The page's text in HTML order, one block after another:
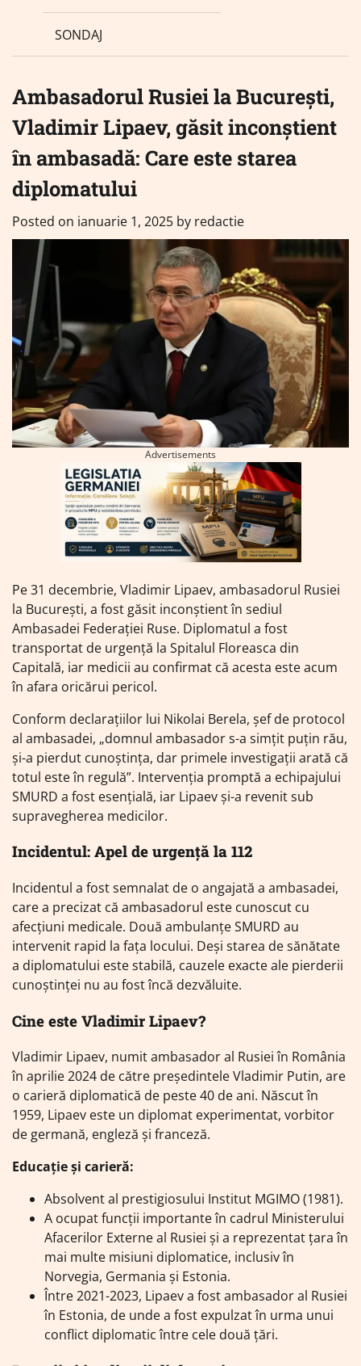
SONDAJ
Ambasadorul Rusiei la București,
Vladimir Lipaev, găsit inconștient
în ambasadă: Care este starea
diplomatului
Posted on ianuarie 1, 2025 by redactie
Advertisements
Pe 31 decembrie, Vladimir Lipaev, ambasadorul Rusiei
la București, a fost găsit inconștient în sediul
Ambasadei Federației Ruse. Diplomatul a fost
transportat de urgență la Spitalul Floreasca din
Capitală, iar medicii au confirmat că acesta este acum
în afara oricărui pericol.
Conform declarațiilor lui Nikolai Berela, șef de protocol
al ambasadei, „domnul ambasador s-a simțit puțin rău,
și-a pierdut cunoștința, dar primele investigații arată că
totul este în regulă”. Intervenția promptă a echipajului
SMURD a fost esențială, iar Lipaev și-a revenit sub
supravegherea medicilor.
Incidentul: Apel de urgență la 112
Incidentul a fost semnalat de o angajată a ambasadei,
care a precizat că ambasadorul este cunoscut cu
afecțiuni medicale. Două ambulanțe SMURD au
intervenit rapid la fața locului. Deși starea de sănătate
a diplomatului este stabilă, cauzele exacte ale pierderii
cunoștinței nu au fost încă dezvăluite.
Cine este Vladimir Lipaev?
Vladimir Lipaev, numit ambasador al Rusiei în România
în aprilie 2024 de către președintele Vladimir Putin, are
o carieră diplomatică de peste 40 de ani. Născut în
1959, Lipaev este un diplomat experimentat, vorbitor
de germană, engleză și franceză.
Educație și carieră:
Absolvent al prestigiosului Institut MGIMO (1981).
A ocupat funcții importante în cadrul Ministerului
Afacerilor Externe al Rusiei și a reprezentat țara în
mai multe misiuni diplomatice, inclusiv în
Norvegia, Germania și Estonia.
Între 2021-2023, Lipaev a fost ambasador al Rusiei
în Estonia, de unde a fost expulzat în urma unui
conflict diplomatic între cele două țări.